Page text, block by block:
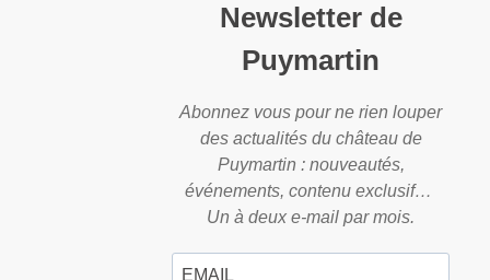
Newsletter de
Puymartin
Abonnez vous pour ne rien louper
des actualités du château de
Puymartin : nouveautés,
événements, contenu exclusif…
Un à deux e-mail par mois.